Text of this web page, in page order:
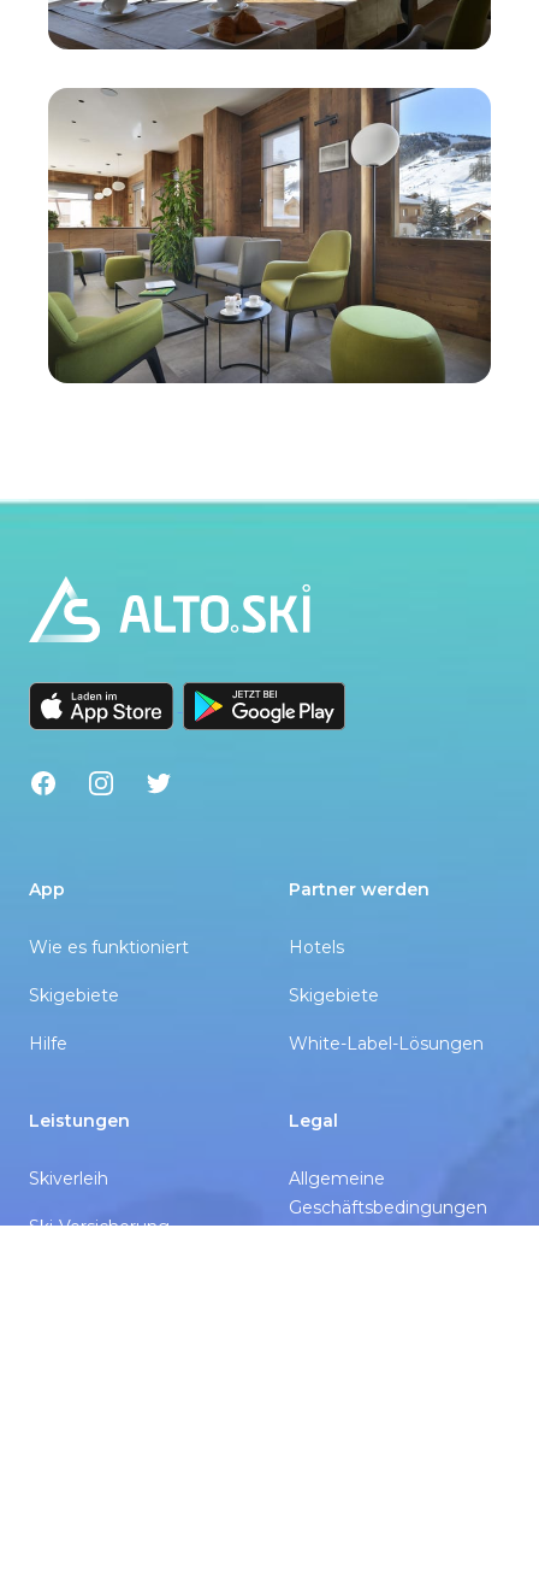
Footer
FacebookInstagramTwitter
App
Wie es funktioniert
Skigebiete
Hilfe
Leistungen
Skiverleih
Ski-Versicherung
Partner werden
Hotels
Skigebiete
White-Label-Lösungen
Legal
Allgemeine
Geschäftsbedingungen